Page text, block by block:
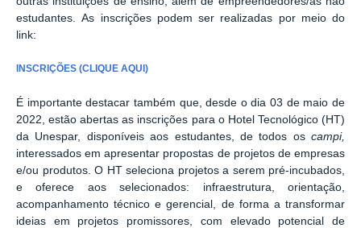
estudantes.As inscrições podem ser realizadas por meio do
link:
INSCRIÇÕES (CLIQUE AQUI)
É importante destacar também que, desde o dia 03 de maio de
2022, estão abertas as inscrições para o Hotel Tecnológico (HT)
da Unespar, disponíveis aos estudantes, de todos os campi,
interessados em apresentar propostas de projetos de empresas
e/ou produtos. O HT seleciona projetos a serem pré-incubados,
e oferece aos selecionados: infraestrutura, orientação,
acompanhamento técnico e gerencial, de forma a transformar
ideias em projetos promissores, com elevado potencial de